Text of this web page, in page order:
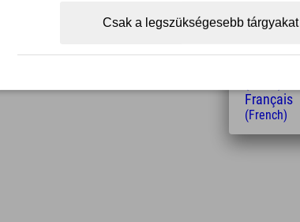
7
Csak a legszükségesebb tárgyakat
(Polish)
Français
(French)